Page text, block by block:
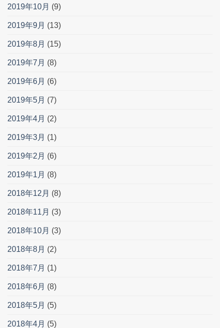
2019年10月 (9)
2019年9月 (13)
2019年8月 (15)
2019年7月 (8)
2019年6月 (6)
2019年5月 (7)
2019年4月 (2)
2019年3月 (1)
2019年2月 (6)
2019年1月 (8)
2018年12月 (8)
2018年11月 (3)
2018年10月 (3)
2018年8月 (2)
2018年7月 (1)
2018年6月 (8)
2018年5月 (5)
2018年4月 (5)